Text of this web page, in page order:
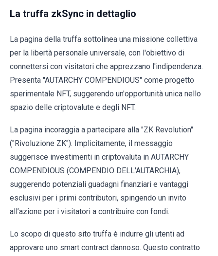
La truffa zkSync in dettaglio
La pagina della truffa sottolinea una missione collettiva
per la libertà personale universale, con l'obiettivo di
connettersi con visitatori che apprezzano l'indipendenza.
Presenta "AUTARCHY COMPENDIOUS" come progetto
sperimentale NFT, suggerendo un'opportunità unica nello
spazio delle criptovalute e degli NFT.
La pagina incoraggia a partecipare alla "ZK Revolution"
("Rivoluzione ZK"). Implicitamente, il messaggio
suggerisce investimenti in criptovaluta in AUTARCHY
COMPENDIOUS (COMPENDIO DELL'AUTARCHIA),
suggerendo potenziali guadagni finanziari e vantaggi
esclusivi per i primi contributori, spingendo un invito
all’azione per i visitatori a contribuire con fondi.
Lo scopo di questo sito truffa è indurre gli utenti ad
approvare uno smart contract dannoso. Questo contratto